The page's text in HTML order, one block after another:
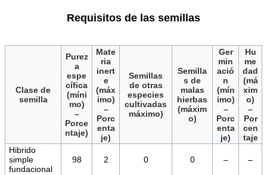
Requisitos de las semillas
Clase de
semilla
Purez
a
espe
cífica
(míni
mo)
–
Porce
ntaje)
Mate
ria
inert
e
(máx
imo)
–
Porc
enta
je)
Semillas
de otras
especies
cultivadas
máximo)
Semilla
s de
malas
hierbas
(máxim
o)
Ger
min
ació
n
(mín
imo)
–
Porc
enta
je)
Hu
me
dad
(má
xim
o)
–
Por
cen
taje
Hibrido
simple
fundacional
98 2 0 0 – –